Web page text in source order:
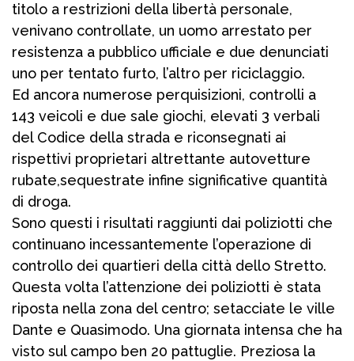
titolo a restrizioni della libertà personale,
venivano controllate, un uomo arrestato per
resistenza a pubblico ufficiale e due denunciati
uno per tentato furto, l’altro per riciclaggio.
Ed ancora numerose perquisizioni, controlli a
143 veicoli e due sale giochi, elevati 3 verbali
del Codice della strada e riconsegnati ai
rispettivi proprietari altrettante autovetture
rubate,sequestrate infine significative quantità
di droga.
Sono questi i risultati raggiunti dai poliziotti che
continuano incessantemente l’operazione di
controllo dei quartieri della città dello Stretto.
Questa volta l’attenzione dei poliziotti è stata
riposta nella zona del centro; setacciate le ville
Dante e Quasimodo. Una giornata intensa che ha
visto sul campo ben 20 pattuglie. Preziosa la